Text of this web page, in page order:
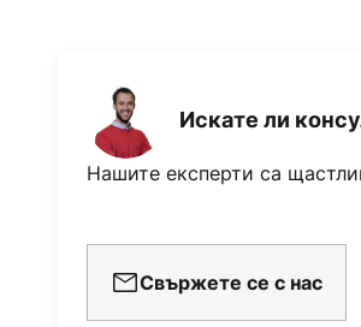
Искате ли
Нашите експерти са
Свържете се с нас